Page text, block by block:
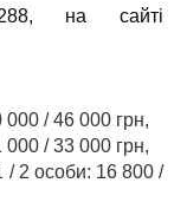
на сайті
/ 46 000 грн,
/ 33 000 грн,
2 особи: 16 800 /